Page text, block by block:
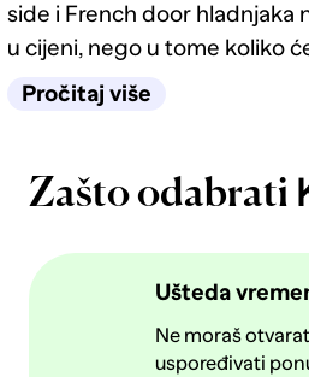
side i French door hladnjaka
u cijeni, nego u tome koliko
život u kuhinji biti jednostavan
Pročitaj više
Zašto odabrati
Ušteda
Ne moraš
uspoređivati